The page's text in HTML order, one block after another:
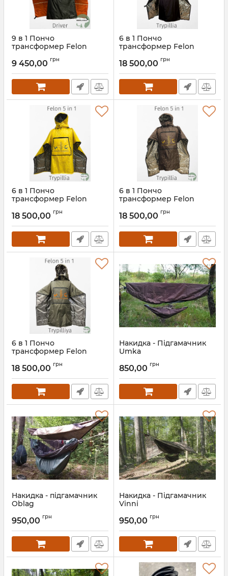
9 в 1 Пончо
трансформер Felon
Артикул: fn50.980.d
9 450,00 грн
6 в 1 Пончо
трансформер Felon
Артикул: fn50.980.u.tr_black
18 500,00 грн
6 в 1 Пончо
трансформер Felon
Артикул: fn50.980.u.tr_yellow
18 500,00 грн
6 в 1 Пончо
трансформер Felon
Артикул: fn50.980.u.tr_brown
18 500,00 грн
6 в 1 Пончо
трансформер Felon
Артикул: fn50.980.u.tr_khaki
18 500,00 грн
Накидка - Підгамачник
Umka
850,00 грн
Накидка - підгамачник
Oblag
950,00 грн
Накидка - Підгамачник
Vinni
950,00 грн